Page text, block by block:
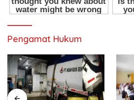
Pengamat Hukum